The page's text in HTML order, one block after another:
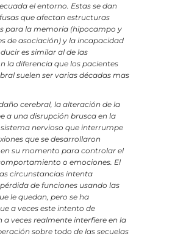
el entorno. Estas se dan
que afectan estructuras
para la memoria (hipocampo y
de asociación) y la incapacidad
es similar al de las
la diferencia que los pacientes
suelen ser varias décadas mas
cerebral, la alteración de la
a una disrupción brusca en la
nervioso que interrumpe
que se desarrollaron
su momento para controlar el
o emociones. El
circunstancias intenta
de funciones usando las
le quedan, pero se ha
a veces este intento de
a veces realmente interfiere en la
sobre todo de las secuelas